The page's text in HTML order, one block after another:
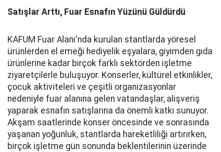
Satışlar Arttı, Fuar Esnafın Yüzünü Güldürdü
KAFUM Fuar Alanı'nda kurulan stantlarda yöresel
ürünlerden el emeği hediyelik eşyalara, giyimden gıda
ürünlerine kadar birçok farklı sektörden işletme
ziyaretçilerle buluşuyor. Konserler, kültürel etkinlikler,
çocuk aktiviteleri ve çeşitli organizasyonlar
nedeniyle fuar alanına gelen vatandaşlar, alışveriş
yaparak esnafın satışlarına da önemli katkı sunuyor.
Akşam saatlerinde konser öncesinde ve sonrasında
yaşanan yoğunluk, stantlarda hareketliliği artırırken,
birçok işletme gün sonunda beklentilerinin üzerinde